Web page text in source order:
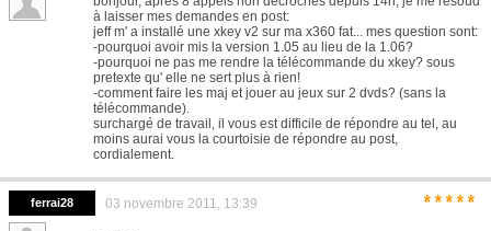
à laisser mes demandes en post:
jeff m' a installé une xkey v2 sur ma x360 fat... mes question sont:
-pourquoi avoir mis la version 1.05 au lieu de la 1.06?
-pourquoi ne pas me rendre la télécommande du xkey? sous
pretexte qu' elle ne sert plus à rien!
-comment faire les maj et jouer au jeux sur 2 dvds? (sans la
télécommande).
surchargé de travail, il vous est difficile de répondre au tel, au
moins aurai vous la courtoisie de répondre au post,
cordialement.
ferrai28 03 novembre 2011, 13:39 *****